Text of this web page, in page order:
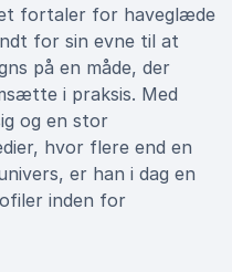
fortaler for haveglæde
for sin evne til at
på en måde, der
i praksis. Med
og en stor
hvor flere end en
er han i dag en
inden for